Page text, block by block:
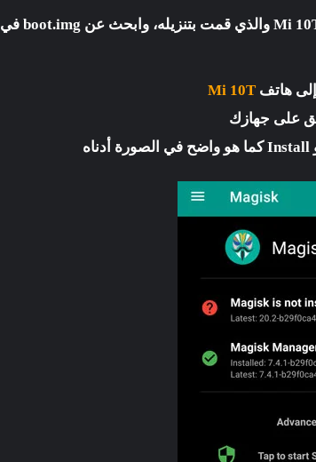
boot.img في
Mi 10T
على جهازك
Installكما هو واضح في الصورة أدناه